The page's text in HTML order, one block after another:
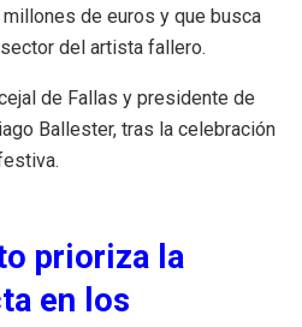
de euros y que busca
del artista fallero.
de Fallas y presidente de
Ballester, tras la celebración
prioriza la
en los